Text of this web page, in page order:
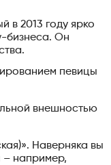
в 2013 году ярко
бизнеса. Он
певицы
Наверняка вы
– например,